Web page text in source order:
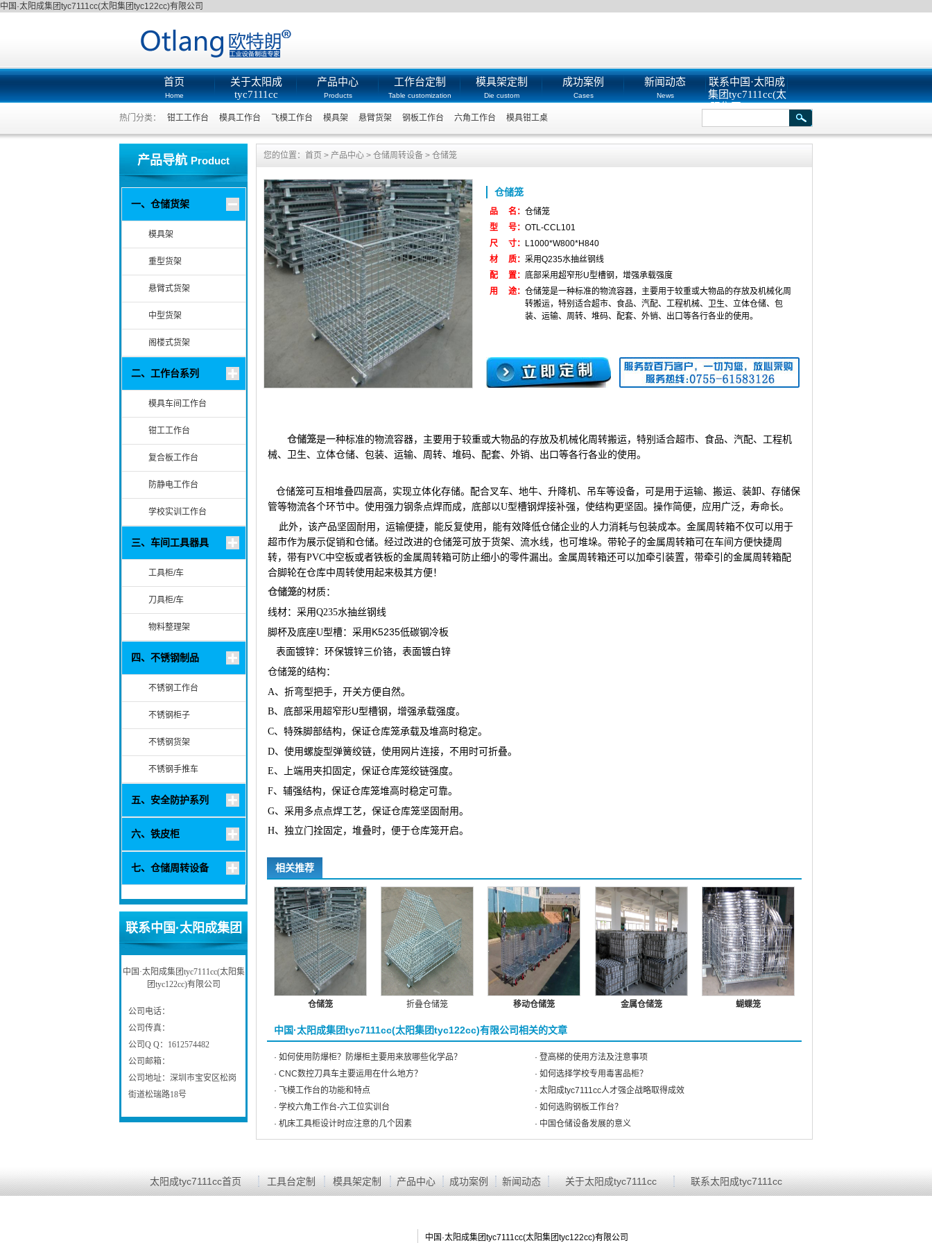
中国·太阳成集团tyc7111cc(太阳集团tyc122cc)有限公司
首页
Home
关于太阳成
tyc7111cc
产品中心
Products
工作台定制
Table customization
模具架定制
Die custom
成功案例
Cases
新闻动态
News
联系中国·太阳成
集团tyc7111cc(太
阳集团tyc122cc)
Contact Us
热门分类： 钳工工作台 模具工作台 飞模工作台 模具架 悬臂货架 钢板工作台 六角工作台 模具钳工桌
您的位置： 首页 > 产品中心 > 仓储周转设备 > 仓储笼
仓储笼
品 名： 仓储笼
型 号： OTL-CCL101
尺 寸：
L1000*W800*H840
材 质： 采用Q235水抽丝钢线
配 置： 底部采用超窄形U型槽钢，增强承载强度
用 途： 仓储笼是一种标准的物流容器，主要用于较重或大物品的存放及机械化周
转搬运，特别适合超市、食品、汽配、工程机械、卫生、立体仓储、包
装、运输、周转、堆码、配套、外销、出口等各行各业的使用。
仓储笼是一种标准的物流容器，主要用于较重或大物品的存放及机械化周转搬运，特别适合超市、食品、汽配、工程机
械、卫生、立体仓储、包装、运输、周转、堆码、配套、外销、出口等各行各业的使用。
仓储笼可互相堆叠四层高，实现立体化存储。配合叉车、地牛、升降机、吊车等设备，可是用于运输、搬运、装卸、存储保
管等物流各个环节中。使用强力钢条点焊而成，底部以U型槽钢焊接补强，使结构更坚固。操作简便，应用广泛，寿命长。
此外，该产品坚固耐用，运输便捷，能反复使用，能有效降低仓储企业的人力消耗与包装成本。金属周转箱不仅可以用于
超市作为展示促销和仓储。经过改进的仓储笼可放于货架、流水线，也可堆垛。带轮子的金属周转箱可在车间方便快捷周
转，带有PVC中空板或者铁板的金属周转箱可防止细小的零件漏出。金属周转箱还可以加牵引装置，带牵引的金属周转箱配
合脚轮在仓库中周转使用起来极其方便！
仓储笼的材质：
线材：采用Q235水抽丝钢线
脚杯及底座U型槽：采用 K5235低碳钢冷板
表面镀锌：环保镀锌三价铬，表面镀白锌
仓储笼的结构：
A、折弯型把手，开关方便自然。
B、底部采用超窄形U型槽钢，增强承载强度。
C、特殊脚部结构，保证仓库笼承载及堆高时稳定。
D、使用螺旋型弹簧绞链，使用网片连接，不用时可折叠。
E、上端用夹扣固定，保证仓库笼绞链强度。
F、辅强结构，保证仓库笼堆高时稳定可靠。
G、采用多点点焊工艺，保证仓库笼坚固耐用。
H、独立门拴固定，堆叠时，便于仓库笼开启。
相关推荐
仓储笼 折叠仓储笼 移动仓储笼 金属仓储笼 蝴蝶笼
中国·太阳成集团tyc7111cc(太阳集团tyc122cc)有限公司相关的文章
· 如何使用防爆柜？防爆柜主要用来放哪些化学品？
· 登高梯的使用方法及注意事项
· CNC数控刀具车主要运用在什么地方？
· 如何选择学校专用毒害品柜？
· 飞模工作台的功能和特点
· 太阳成tyc7111cc人才强企战略取得成效
· 学校六角工作台-六工位实训台
· 如何选购钢板工作台？
· 机床工具柜设计时应注意的几个因素
· 中国仓储设备发展的意义
产品导航 Product
一、仓储货架
模具架
重型货架
悬臂式货架
中型货架
阁楼式货架
二、工作台系列
模具车间工作台
钳工工作台
复合板工作台
防静电工作台
学校实训工作台
三、车间工具器具
工具柜/车
刀具柜/车
物料整理架
四、不锈钢制品
不锈钢工作台
不锈钢柜子
不锈钢货架
不锈钢手推车
五、安全防护系列
六、铁皮柜
七、仓储周转设备
联系中国·太阳成集团
Contact Us
中国·太阳成集团tyc7111cc(太阳集
团tyc122cc)有限公司
公司电话：
公司传真：
公司Q Q：1612574482
公司邮箱：
公司地址：深圳市宝安区松岗
街道松瑞路18号
太阳成tyc7111cc首页 工具台定制 模具架定制 产品中心 成功案例 新闻动态 关于太阳成tyc7111cc 联系太阳成tyc7111cc
中国·太阳成集团tyc7111cc(太阳集团tyc122cc)有限公司